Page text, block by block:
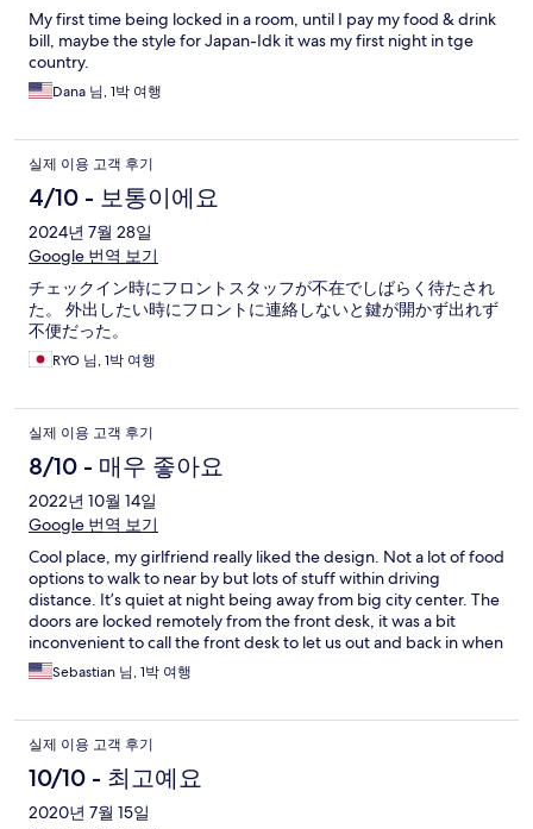
My first time being locked in a room, until I pay my food & drink
bill, maybe the style for Japan-Idk it was my first night in tge
country.
Dana 님, 1박 여행
실제 이용 고객 후기
4/10 - 보통이에요
2024년 7월 28일
Google 번역 보기
チェックイン時にフロントスタッフが不在でしばらく待たされ
た。 外出したい時にフロントに連絡しないと鍵が開かず出れず
不便だった。
RYO 님, 1박 여행
실제 이용 고객 후기
8/10 - 매우 좋아요
2022년 10월 14일
Google 번역 보기
Cool place, my girlfriend really liked the design. Not a lot of food
options to walk to near by but lots of stuff within driving
distance. It’s quiet at night being away from big city center. The
doors are locked remotely from the front desk, it was a bit
inconvenient to call the front desk to let us out and back in when
we wanted to go get food. But overall a good stay.
Sebastian 님, 1박 여행
실제 이용 고객 후기
10/10 - 최고예요
2020년 7월 15일